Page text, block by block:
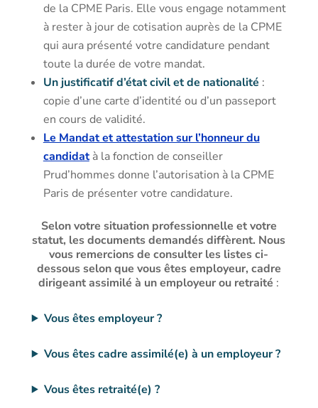
de la CPME Paris. Elle vous engage notamment
à rester à jour de cotisation auprès de la CPME
qui aura présenté votre candidature pendant
toute la durée de votre mandat.
Un justificatif d’état civil et de nationalité :
copie d’une carte d’identité ou d’un passeport
en cours de validité.
Le Mandat et attestation sur l’honneur du
candidatà la fonction de conseiller
Prud’hommes donne l’autorisation à la CPME
Paris de présenter votre candidature.
Selon votre situation professionnelle et votre
statut, les documents demandés diffèrent. Nous
vous remercions de consulter les listes ci-
dessous selon que vous êtes employeur, cadre
dirigeant assimilé à un employeur ou retraité :
Vous êtes employeur ?
Vous êtes cadre assimilé(e) à un employeur ?
Vous êtes retraité(e) ?